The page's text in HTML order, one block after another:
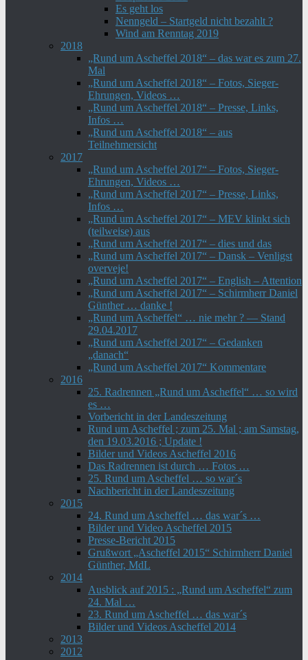
Es geht los
Nenngeld – Startgeld nicht bezahlt ?
Wind am Renntag 2019
2018
„Rund um Ascheffel 2018“ – das war es zum 27.
Mal
„Rund um Ascheffel 2018“ – Fotos, Sieger-
Ehrungen, Videos …
„Rund um Ascheffel 2018“ – Presse, Links,
Infos …
„Rund um Ascheffel 2018“ – aus
Teilnehmersicht
2017
„Rund um Ascheffel 2017“ – Fotos, Sieger-
Ehrungen, Videos …
„Rund um Ascheffel 2017“ – Presse, Links,
Infos …
„Rund um Ascheffel 2017“ – MEV klinkt sich
(teilweise) aus
„Rund um Ascheffel 2017“ – dies und das
„Rund um Ascheffel 2017“ – Dansk – Venligst
overveje!
„Rund um Ascheffel 2017“ – English – Attention
„Rund um Ascheffel 2017“ – Schirmherr Daniel
Günther … danke !
„Rund um Ascheffel“ … nie mehr ? — Stand
29.04.2017
„Rund um Ascheffel 2017“ – Gedanken
„danach“
„Rund um Ascheffel 2017“ Kommentare
2016
25. Radrennen „Rund um Ascheffel“ … so wird
es …
Vorbericht in der Landeszeitung
Rund um Ascheffel ; zum 25. Mal ; am Samstag,
den 19.03.2016 ; Update !
Bilder und Videos Ascheffel 2016
Das Radrennen ist durch … Fotos …
25. Rund um Ascheffel … so war´s
Nachbericht in der Landeszeitung
2015
24. Rund um Ascheffel … das war´s …
Bilder und Video Ascheffel 2015
Presse-Bericht 2015
Grußwort „Ascheffel 2015“ Schirmherr Daniel
Günther, MdL
2014
Ausblick auf 2015 : „Rund um Ascheffel“ zum
24. Mal …
23. Rund um Ascheffel … das war´s
Bilder und Videos Ascheffel 2014
2013
2012